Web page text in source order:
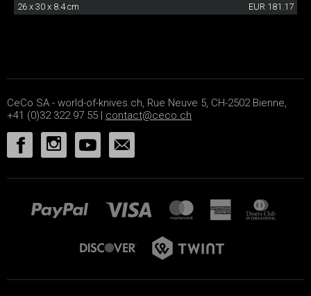
26 x 30 x 8.4 cm EUR 181.17
CeCo SA - world-of-knives.ch, Rue Neuve 5, CH-2502 Bienne,
+41 (0)32 322 97 55 | contact@ceco.ch